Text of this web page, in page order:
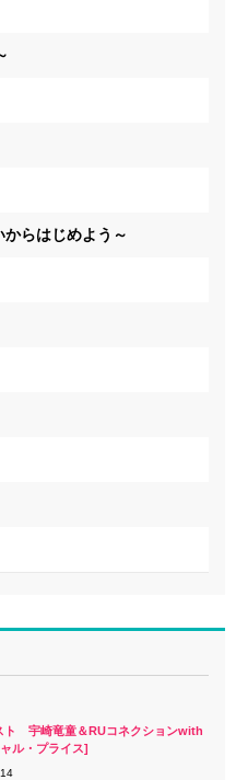
らはじめよう～
ト 宇崎竜童＆RUコネクションwith
ル・プライス]